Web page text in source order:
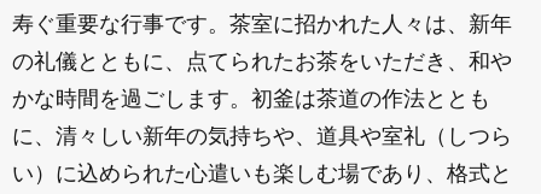
寿ぐ重要な行事です。茶室に招かれた人々は、新年
の礼儀とともに、点てられたお茶をいただき、和や
かな時間を過ごします。初釜は茶道の作法ととも
に、清々しい新年の気持ちや、道具や室礼（しつら
い）に込められた心遣いも楽しむ場であり、格式と